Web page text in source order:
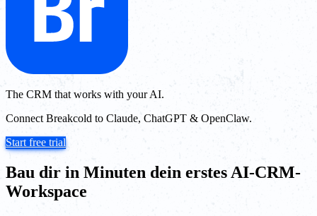
The CRM that works with your AI.
Connect Breakcold to Claude, ChatGPT & OpenClaw.
Start free trial
Bau dir in Minuten dein erstes AI-CRM-
Workspace